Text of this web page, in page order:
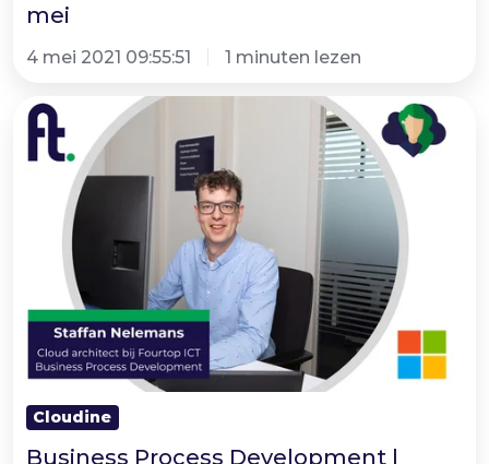
mei
4 mei 2021 09:55:51 1 minuten lezen
Business
Process
Development
Nieuwe
Fourtop
afdeling!
Cloudine
Business Process Development |